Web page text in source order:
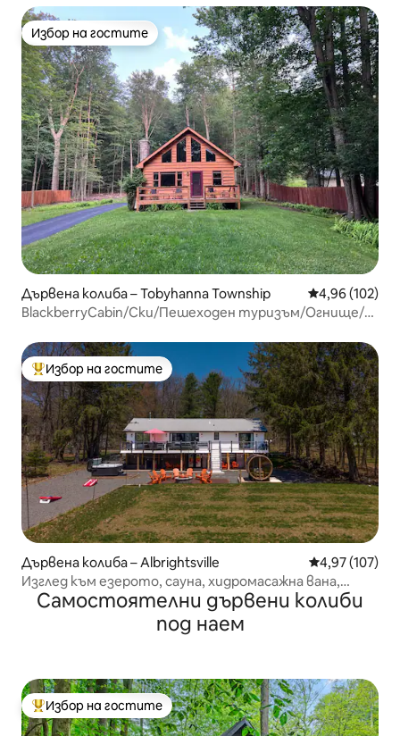
Избор на гостите
Избор на гостите
Дървена колиба – Tobyhanna Township Средна
4,96 (102)
BlackberryCabin/Ски/Пешеходен туризъм/Огнище/
Най-популярен избор на гостите
Избор на гостите
Дървена колиба – Albrightsville Средна
4,97 (107)
Изглед към езерото, сауна, хидромасажна вана,
огнище, стая за игри, домашни любимци
Самостоятелни дървени колиби
под наем
Най-популярен избор на гостите
Избор на гостите